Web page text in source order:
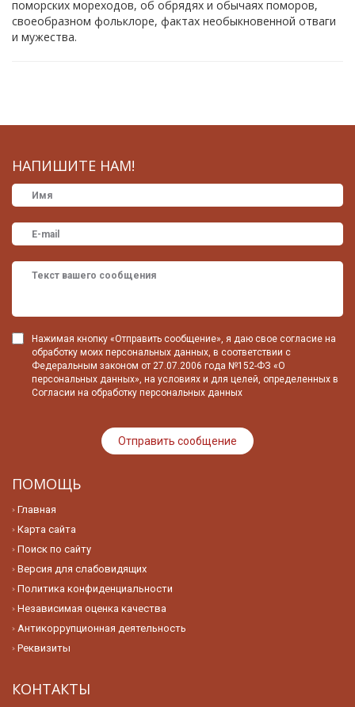
поморских мореходов, об обрядях и обычаях поморов,
своеобразном фольклоре, фактах необыкновенной отваги
и мужества.
НАПИШИТЕ НАМ!
Нажимая кнопку «Отправить сообщение», я даю свое согласие на
обработку моих персональных данных, в соответствии с
Федеральным законом от 27.07.2006 года №152-ФЗ «О
персональных данных», на условиях и для целей, определенных в
Согласии на обработку персональных данных
ПОМОЩЬ
Главная
Карта сайта
Поиск по сайту
Версия для слабовидящих
Политика конфиденциальности
Независимая оценка качества
Антикоррупционная деятельность
Реквизиты
КОНТАКТЫ